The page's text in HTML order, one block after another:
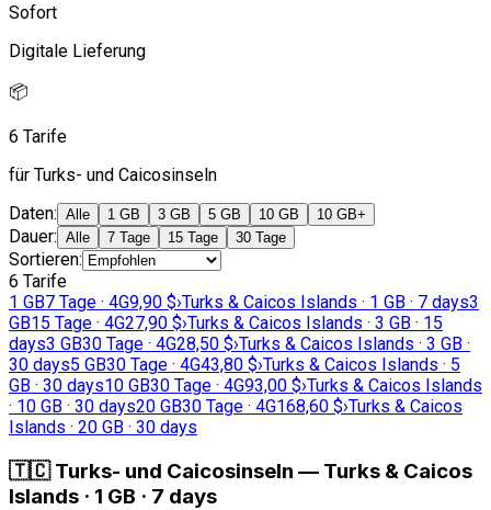
Sofort
Digitale Lieferung
📦
6 Tarife
für Turks- und Caicosinseln
Daten: Alle 1 GB 3 GB 5 GB 10 GB 10 GB+
Dauer: Alle 7 Tage 15 Tage 30 Tage
Sortieren:
6 Tarife
1 GB7 Tage · 4G9,90 $›Turks & Caicos Islands · 1 GB · 7 days3
GB15 Tage · 4G27,90 $›Turks & Caicos Islands · 3 GB · 15
days3 GB30 Tage · 4G28,50 $›Turks & Caicos Islands · 3 GB ·
30 days5 GB30 Tage · 4G43,80 $›Turks & Caicos Islands · 5
GB · 30 days10 GB30 Tage · 4G93,00 $›Turks & Caicos Islands
· 10 GB · 30 days20 GB30 Tage · 4G168,60 $›Turks & Caicos
Islands · 20 GB · 30 days
🇹🇨 Turks- und Caicosinseln — Turks & Caicos
Islands · 1 GB · 7 days